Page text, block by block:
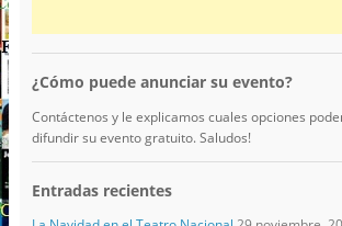
¿Cómo puede anunciar su evento?
Contáctenos y le explicamos cuales opciones
difundir su evento gratuito. Saludos!
Entradas recientes